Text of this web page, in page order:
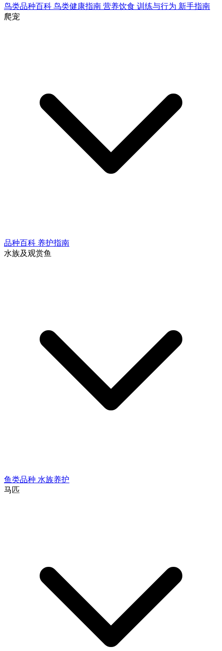
鸟类品种百科 鸟类健康指南 营养饮食 训练与行为 新手指南
爬宠
品种百科 养护指南
水族及观赏鱼
鱼类品种 水族养护
马匹